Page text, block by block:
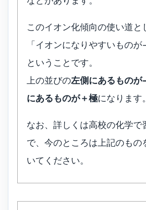
このイオン化傾向の使い道と
「イオンになりやすいものが
ということです。
上の並びの左側にあるものが
にあるものが＋極になります。
なお、詳しくは高校の化学で
で、今のところは上記のもの
いてください。